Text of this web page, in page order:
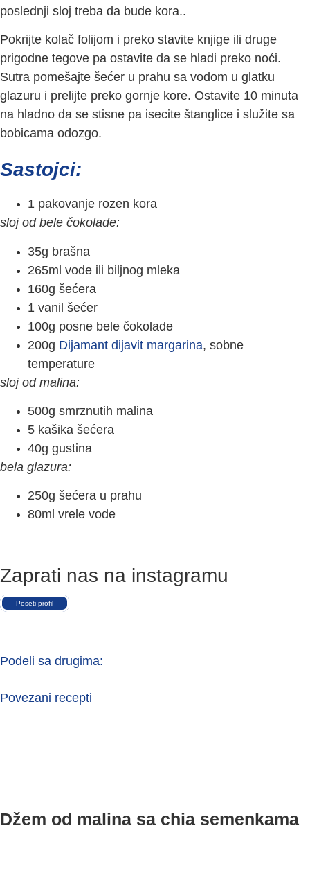
poslednji sloj treba da bude kora..
Pokrijte kolač folijom i preko stavite knjige ili druge
prigodne tegove pa ostavite da se hladi preko noći.
Sutra pomešajte šećer u prahu sa vodom u glatku
glazuru i prelijte preko gornje kore. Ostavite 10 minuta
na hladno da se stisne pa isecite štanglice i služite sa
bobicama odozgo.
Sastojci:
1 pakovanje rozen kora
sloj od bele čokolade:
35g brašna
265ml vode ili biljnog mleka
160g šećera
1 vanil šećer
100g posne bele čokolade
200g Dijamant dijavit margarina, sobne
temperature
sloj od malina:
500g smrznutih malina
5 kašika šećera
40g gustina
bela glazura:
250g šećera u prahu
80ml vrele vode
Zaprati nas na instagramu
Poseti profil
Podeli sa drugima:
Povezani recepti
Džem od malina sa chia semenkama